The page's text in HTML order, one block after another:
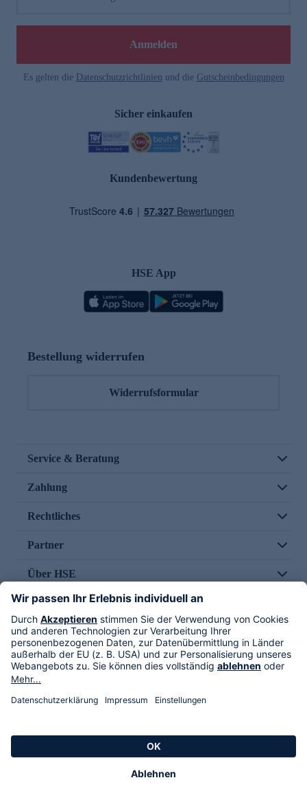
Anmelden
Es gelten die Datenschutzrichtlinien und die Gutscheinbedingungen
Sicher einkaufen
Kundenbewertung
HSE App
Bestellung widerrufen
Widerrufsformular
Service & Beratung
Zahlung
Rechtliches
Partner
Über HSE
Im TV
HSE International